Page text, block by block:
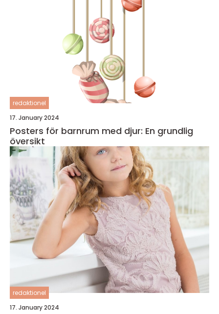
redaktionel
17. January 2024
Posters för barnrum med djur: En grundlig
översikt
redaktionel
17. January 2024